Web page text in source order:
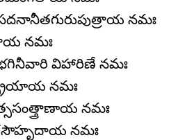
నమః
నమః
విహారిణే నమః
నమః
నమః
నమః